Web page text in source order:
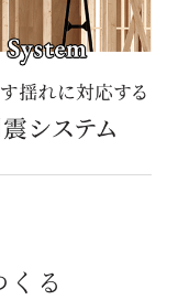
る